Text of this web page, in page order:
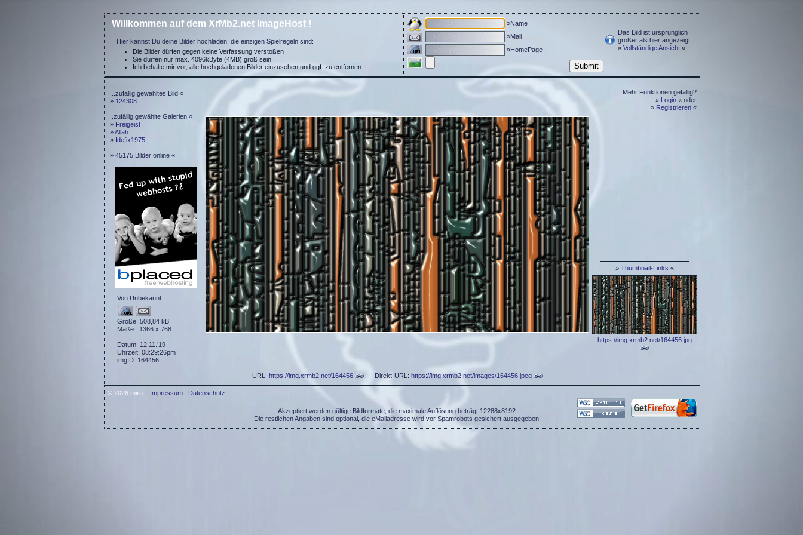
Willkommen auf dem XrMb2.net ImageHost !
Hier kannst Du deine Bilder hochladen, die einzigen Spielregeln sind:
Die Bilder dürfen gegen keine Verfassung verstoßen
Sie dürfen nur max. 4096kByte (4MB) groß sein
Ich behalte mir vor, alle hochgeladenen Bilder einzusehen und ggf. zu entfernen...
»Name
»Mail
»HomePage
Das Bild ist ursprünglich
größer als hier angezeigt.
» Vollständige Ansicht «
...zufällig gewähltes Bild «
» 124308
..zufällig gewählte Galerien «
» Freigeist
»Allah
» Idefix1975
» 45175 Bilder online «
Von Unbekannt
Größe: 508,84 kB
Maße: 1366 x 768
Datum: 12.11.’19
Uhrzeit: 08:29:26pm
imgID: 164456
URL: https://img.xrmb2.net/164456 Direkt-URL: https://img.xrmb2.net/images/164456.jpeg
Mehr Funktionen gefällig?
» Login « oder
» Registrieren «
» Thumbnail-Links «
https://img.xrmb2.net/164456.jpg
© 2026 miro. Impressum Datenschutz
Akzeptiert werden gültige Bildformate, die maximale Auflösung beträgt 12288x8192.
Die restlichen Angaben sind optional, die eMailadresse wird vor Spamrobots gesichert ausgegeben.